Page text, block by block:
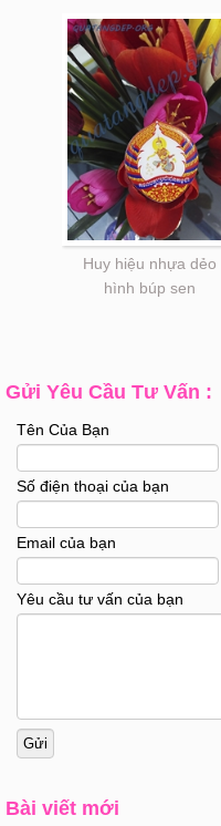
Huy hiệu nhựa dẻo
hình búp sen
Gửi Yêu Cầu Tư Vấn :
Tên Của Bạn
Số điện thoại của bạn
Email của bạn
Yêu cầu tư vấn của bạn
Bài viết mới